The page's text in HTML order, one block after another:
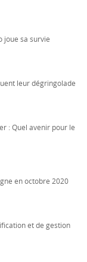
joue sa survie
leur dégringolade
: Quel avenir pour le
en octobre 2020
et de gestion